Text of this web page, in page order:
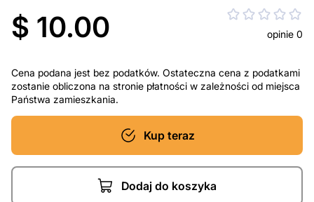
$ 10.00 opinie 0
Cena podana jest bez podatków. Ostateczna cena z podatkami
zostanie obliczona na stronie płatności w zależności od miejsca
Państwa zamieszkania.
Kup teraz
Dodaj do koszyka